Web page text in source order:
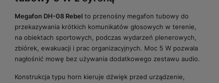
Megafon DH-08 Rebel to przenośny megafon tubowy do
przekazywania krótkich komunikatów głosowych w terenie,
na obiektach sportowych, podczas wydarzeń plenerowych,
zbiórek, ewakuacji i prac organizacyjnych. Moc 5 W pozwala
nagłośnić mowę bez używania dodatkowego zestawu audio.
Konstrukcja typu horn kieruje dźwięk przed urządzenie,